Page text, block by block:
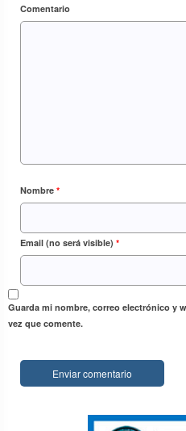
Comentario
Nombre *
Email (no será visible) *
Guarda mi nombre, correo electrónico y
vez que comente.